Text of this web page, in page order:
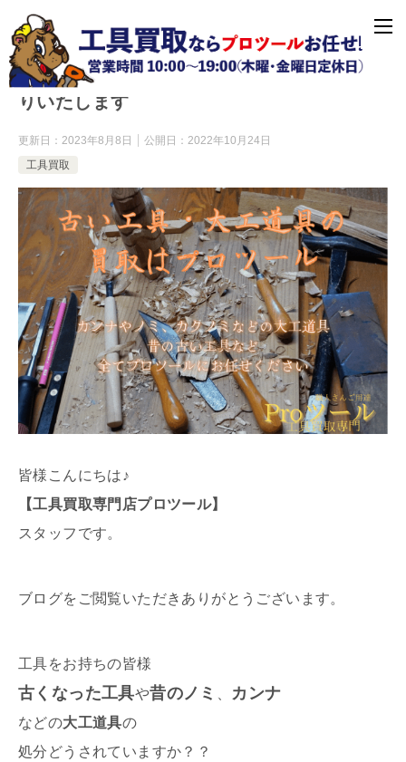
“古い工具””大工道具”の買取・無料引き取
りいたします
更新日： 2023年8月8日 公開日： 2022年10月24日
工具買取
皆様こんにちは♪
【工具買取専門店プロツール】
スタッフです。
ブログをご閲覧いただきありがとうございます。
工具をお持ちの皆様
古くなった工具や昔のノミ カンナ
などの大工道具の
処分どうされていますか？？